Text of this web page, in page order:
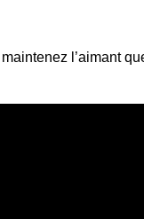
l’aimant